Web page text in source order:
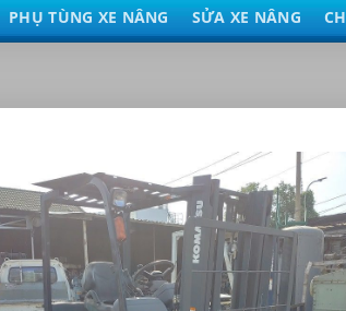
PHỤ TÙNG XE NÂNG SỬA XE NÂNG